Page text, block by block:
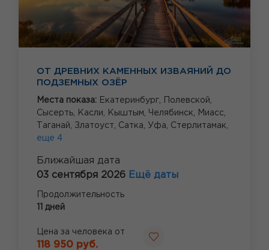
ОТ ДРЕВНИХ КАМЕННЫХ ИЗВАЯНИЙ ДО
ПОДЗЕМНЫХ ОЗЁР
Места показа: Екатеринбург,
Полевской,
Сысерть,
Касли, Кыштым, Челябинск,
Миасс,
Таганай, Златоуст, Сатка, Уфа, Стерлитамак,
еще 4
Ближайшая дата
03 сентября 2026 Ещё даты
Продолжительность
11 дней
Цена за человека от
118 950 руб.